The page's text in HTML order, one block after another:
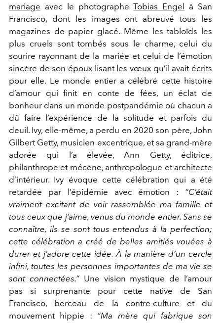
mariage avec le photographeTobias Engel
à San
Francisco, dont les images ont abreuvé tous les
magazines de papier glacé. Même les tabloïds les
plus cruels sont tombés sous le charme, celui du
sourire rayonnant de la mariée et celui de l’émotion
sincère de son époux lisant les vœux qu’il avait écrits
pour elle. Le monde entier a célébré cette histoire
d’amour qui finit en conte de fées, un éclat de
bonheur dans un monde postpandémie où chacun a
dû faire l’expérience de la solitude et parfois du
deuil. Ivy, elle-même, a perdu en 2020 son père, John
Gilbert Getty, musicien excentrique, et sa grand-mère
adorée qui l’a élevée, Ann Getty, éditrice,
philanthrope et mécène, anthropologue et architecte
d’intérieur. Ivy évoque cette célébration qui a été
retardée par l’épidémie avec émotion : “C’était
vraiment excitant de voir rassemblée ma famille et
tous ceux que j’aime, venus du monde entier. Sans se
connaître, ils se sont tous entendus à la perfection;
cette célébration a créé debelles amitiés vouées à
durer et j’adore cette idée. À la manière d’un cercle
infini, toutes les personnes importantes de ma vie se
sont connectées.” Une vision mystique de l’amour
pas si surprenante pour cette native de San
Francisco, berceau de la contre-culture et du
mouvement hippie : “Ma mère qui fabrique son